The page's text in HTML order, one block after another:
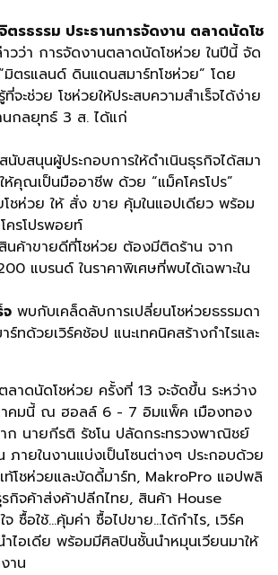
รธรรม ประธานการจัดงาน ตลาดนัดโช
วว่า การจัดงานตลาดนัดโชห่วย ในปีนี้ จัด
ตรแลนด์ ดินแดนสมาร์ทโชห่วย” โดย
จะช่วย โชห่วยให้ประสบความสำเร็จได้ง่าย
นกลยุทธ์ 3 ส. ได้แก่
บสนุนผู้ประกอบการให้ดำเนินธุรกิจได้สมา
คุณเป็นมืออาชีพ ด้วย “แม็คโครโปร”
ชห่วย ให้ สั่ง ขาย คุ้มในแอปเดียว พร้อม
ครโปรพอยท์
ค้าขายดีที่โชห่วย ต้องมีติดร้าน จาก
แบรนด์ ในราคาพิเศษที่พบได้เฉพาะใน
พบกับเคล็ดลับการเปลี่ยนโชห่วยธรรมดา
ร์ทด้วยเวิร์คช้อป แนะเทคนิคสร้างกำไรและ
ลาดนัดโชห่วย ครั้งที่ 13 จะจัดขึ้น ระหว่าง
คมนี้ ณ ฮอลล์ 6 - 7 อิมแพ็ค เมืองทอง
ก นายกีรติ รัชโน ปลัดกระทรวงพาณิชย์
ภายในงานแบ่งเป็นโซนต่างๆ ประกอบด้วย
โชห่วยและบัดดี้มาร์ท, MakroPro แอปพลิ
กิจค้าส่งค้าปลีกไทย, สินค้า House
ซื้อใช้…คุ้มค่า ซื้อไปขาย…ได้กำไร, เวิร์ค
ำไอเดีย พร้อมมีศิลปินชั้นนำหมุนเวียนมาให้
าน